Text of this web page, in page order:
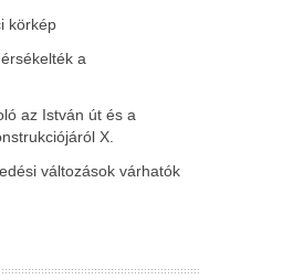
körkép
a
az István út és a
X.
változások várhatók